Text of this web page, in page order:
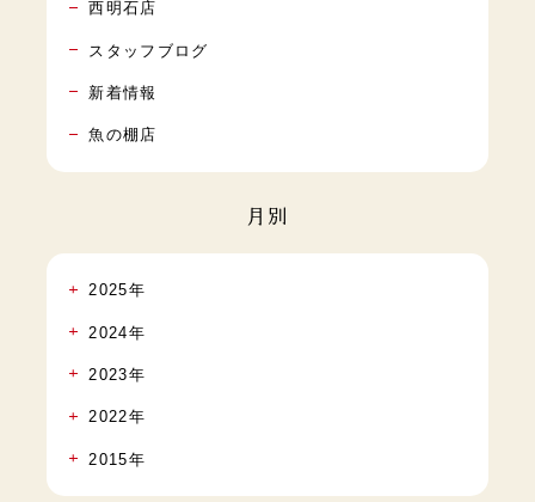
西明石店
スタッフブログ
新着情報
魚の棚店
月別
2025年
2024年
2023年
2022年
2015年